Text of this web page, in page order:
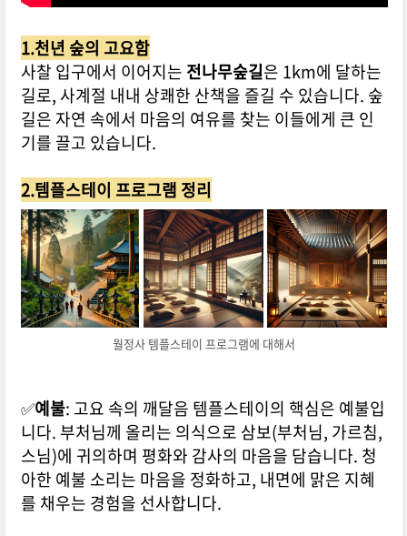
1.천년 숲의 고요함
사찰 입구에서 이어지는 전나무숲길은 1km에 달하는
길로, 사계절 내내 상쾌한 산책을 즐길 수 있습니다. 숲
길은 자연 속에서 마음의 여유를 찾는 이들에게 큰 인
기를 끌고 있습니다.
2.템플스테이 프로그램 정리
월정사 템플스테이 프로그램에 대해서
✅예불: 고요 속의 깨달음 템플스테이의 핵심은 예불입
니다. 부처님께 올리는 의식으로 삼보(부처님, 가르침,
스님)에 귀의하며 평화와 감사의 마음을 담습니다. 청
아한 예불 소리는 마음을 정화하고, 내면에 맑은 지혜
를 채우는 경험을 선사합니다.